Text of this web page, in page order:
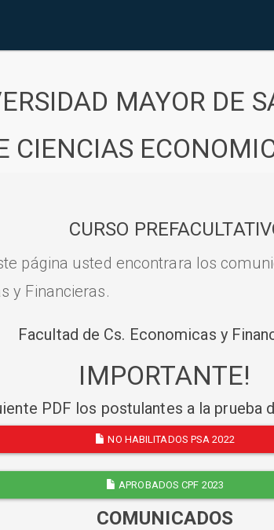
MAYOR DE
CIENCIAS
CURSO
página usted encontrara los
y Financieras.
Facultad de Cs. Economicas y
IMPORTANTE!
PDF los postulantes a la prueba
NO HABILITADOS PSA 2022
APROBADOS CPF 2023
COMUNICADOS